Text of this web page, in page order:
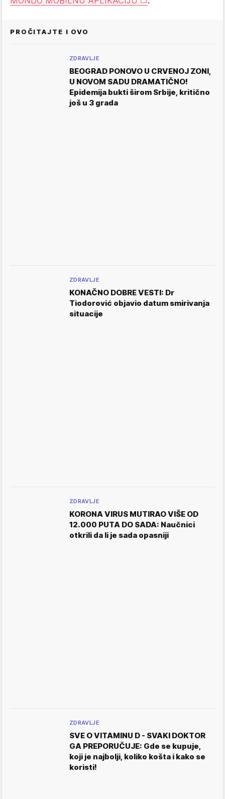
PROČITAJTE I OVO
ZDRAVLJE
BEOGRAD PONOVO U CRVENOJ ZONI,
U NOVOM SADU DRAMATIČNO!
Epidemija bukti širom Srbije, kritično
još u 3 grada
ZDRAVLJE
KONAČNO DOBRE VESTI: Dr
Tiodorović objavio datum smirivanja
situacije
ZDRAVLJE
KORONA VIRUS MUTIRAO VIŠE OD
12.000 PUTA DO SADA: Naučnici
otkrili da li je sada opasniji
ZDRAVLJE
SVE O VITAMINU D - SVAKI DOKTOR
GA PREPORUČUJE: Gde se kupuje,
koji je najbolji, koliko košta i kako se
koristi!